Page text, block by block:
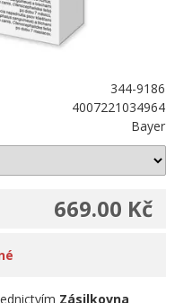
344-9186
4007221034964
Bayer
669.00 Kč
Zásilkovna